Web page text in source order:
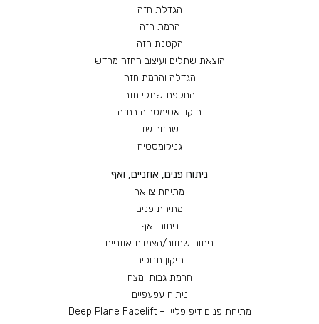
הגדלת חזה
הרמת חזה
הקטנת חזה
הוצאת שתלים ועיצוב החזה מחדש
הגדלה והרמת חזה
החלפת שתלי חזה
תיקון אסימטריה בחזה
שחזור שד
גניקומסטיה
ניתוח פנים, אוזניים, ואף
מתיחת צוואר
מתיחת פנים
ניתוחי אף
ניתוח שחזור/הצמדת אוזניים
תיקון תנוכים
הרמת גבות ומצח
ניתוח עפעפיים
מתיחת פנים דיפ פליין – Deep Plane Facelift